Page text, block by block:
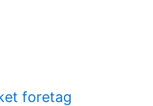
foretag